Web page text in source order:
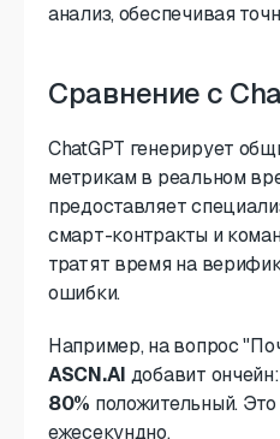
анализ, обеспечивая
Сравнение с
ChatGPT генерирует
метрикам в реальном
предоставляет
смарт-контракты и
тратят время на
ошибки.
Например, на вопрос
ASCN.AI добавит
80% положительный.
ежесекундно.